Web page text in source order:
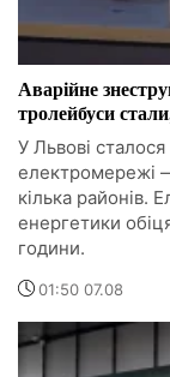
Аварійне
тролейбуси
У Львові
електромережі
кілька районів.
енергетики
години.
01:50 07.08